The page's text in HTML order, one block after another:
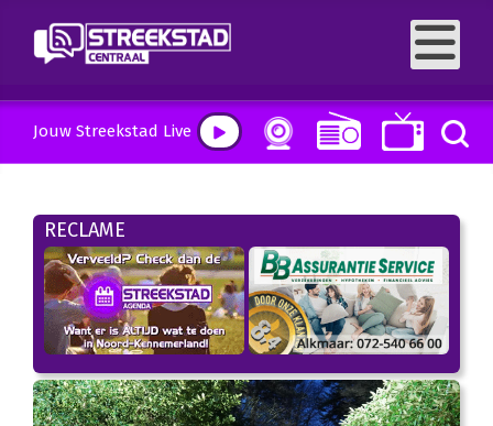
Jouw Streekstad Live
RECLAME